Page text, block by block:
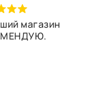
магазин